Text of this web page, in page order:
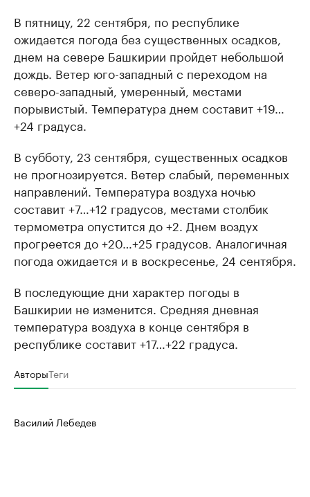
В пятницу, 22 сентября, по республике
ожидается погода без существенных осадков,
днем на севере Башкирии пройдет небольшой
дождь. Ветер юго-западный с переходом на
северо-западный, умеренный, местами
порывистый. Температура днем составит +19…
+24 градуса.
В субботу, 23 сентября, существенных осадков
не прогнозируется. Ветер слабый, переменных
направлений. Температура воздуха ночью
составит +7…+12 градусов, местами столбик
термометра опустится до +2. Днем воздух
прогреется до +20…+25 градусов. Аналогичная
погода ожидается и в воскресенье, 24 сентября.
В последующие дни характер погоды в
Башкирии не изменится. Средняя дневная
температура воздуха в конце сентября в
республике составит +17…+22 градуса.
АвторыТеги
Василий Лебедев